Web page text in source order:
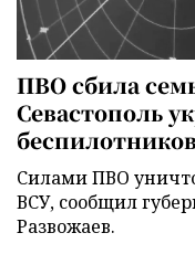
ПВО сбила
Севастополь
беспилотников
Силами ПВО
ВСУ, сообщил
Развожаев.